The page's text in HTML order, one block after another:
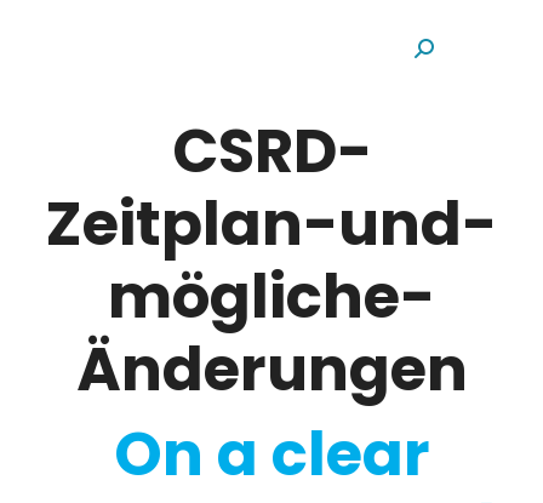
Search:
CSRD-
Zeitplan-und-
mögliche-
Änderungen
On a clear